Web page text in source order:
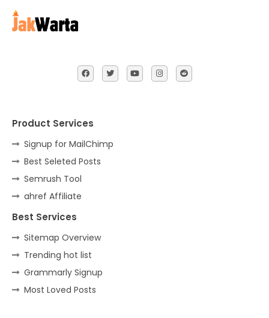
Product Services
Signup for MailChimp
Best Seleted Posts
Semrush Tool
ahref Affiliate
Best Services
Sitemap Overview
Trending hot list
Grammarly Signup
Most Loved Posts